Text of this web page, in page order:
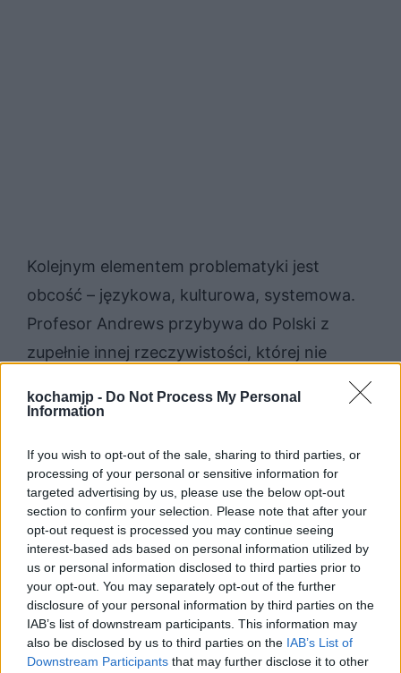
kochamjp - Do Not Process My Personal
Information
If you wish to opt-out of the sale, sharing to third parties, or
processing of your personal or sensitive information for
targeted advertising by us, please use the below opt-out
section to confirm your selection. Please note that after your
opt-out request is processed you may continue seeing
interest-based ads based on personal information utilized by
us or personal information disclosed to third parties prior to
your opt-out. You may separately opt-out of the further
disclosure of your personal information by third parties on the
IAB’s list of downstream participants. This information may
also be disclosed by us to third parties on the IAB’s List of
Downstream Participants that may further disclose it to other
Kolejnym elementem problematyki jest
obcość – językowa, kulturowa, systemowa.
Profesor Andrews przybywa do Polski z
zupełnie innej rzeczywistości, której nie
ogranicza sowiecka dyktatura. Nie odnajduje
się więc w codzienności stanu wojennego, a
wiedza staje się bezużyteczna, nie jest
bowiem w stanie jej wyrazić. Profesor
Andrews jest więc samotny w swoich
zmaganiach, a próby naśladowania
mieszkańców Polski kończą się dla niego
klęską.
Sprawdź także: